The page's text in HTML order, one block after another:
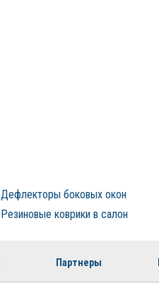
Дефлекторы боковых окон
Резиновые коврики в салон
Партнеры